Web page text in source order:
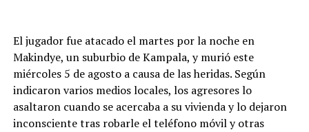
El jugador fue atacado el martes por la noche en
Makindye, un suburbio de Kampala, y murió este
miércoles 5 de agosto a causa de las heridas. Según
indicaron varios medios locales, los agresores lo
asaltaron cuando se acercaba a su vivienda y lo dejaron
inconsciente tras robarle el teléfono móvil y otras